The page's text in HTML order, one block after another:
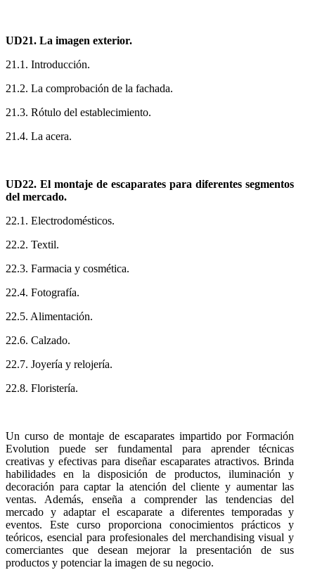
UD21. La imagen exterior.
21.1. Introducción.
21.2. La comprobación de la fachada.
21.3. Rótulo del establecimiento.
21.4. La acera.
UD22. El montaje de escaparates para diferentes segmentos
del mercado.
22.1. Electrodomésticos.
22.2. Textil.
22.3. Farmacia y cosmética.
22.4. Fotografía.
22.5. Alimentación.
22.6. Calzado.
22.7. Joyería y relojería.
22.8. Floristería.
Un curso de montaje de escaparates impartido por Formación
Evolution puede ser fundamental para aprender técnicas
creativas y efectivas para diseñar escaparates atractivos. Brinda
habilidades en la disposición de productos, iluminación y
decoración para captar la atención del cliente y aumentar las
ventas. Además, enseña a comprender las tendencias del
mercado y adaptar el escaparate a diferentes temporadas y
eventos. Este curso proporciona conocimientos prácticos y
teóricos, esencial para profesionales del merchandising visual y
comerciantes que desean mejorar la presentación de sus
productos y potenciar la imagen de su negocio.